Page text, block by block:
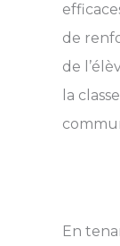
de
de
la
En